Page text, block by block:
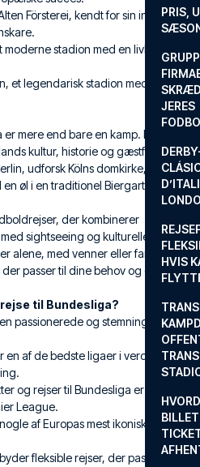
PRIS,
JERES
HVIS
Försterei, kendt for sin intime
stadion med en livlig
et legendarisk stadion med en
mere end bare en kamp. Det er
kultur, historie og gæstfrihed.
udforsk Kölns domkirke, eller
øl i en traditionel Biergarten.
der kombinerer
sightseeing og kulturelle
alene, med venner eller familie,
passer til dine behov og ønsker.
til Bundesliga?
passionerede og stemningsfyldte
af de bedste ligaer i verden
og rejser til Bundesliga er
League.
af Europas mest ikoniske og
fleksible rejser, der passer til